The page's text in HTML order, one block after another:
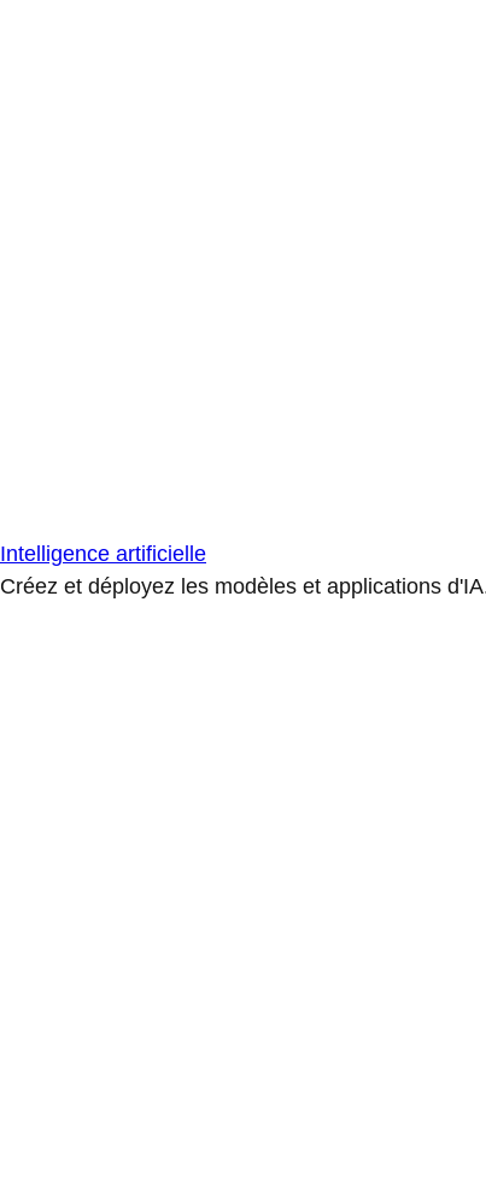
Intelligence artificielle
Créez et déployez les modèles et applications